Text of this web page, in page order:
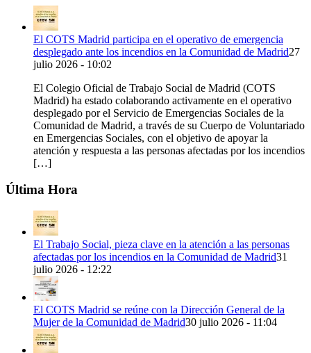
El COTS Madrid participa en el operativo de emergencia
desplegado ante los incendios en la Comunidad de Madrid27
julio 2026 - 10:02
El Colegio Oficial de Trabajo Social de Madrid (COTS
Madrid) ha estado colaborando activamente en el operativo
desplegado por el Servicio de Emergencias Sociales de la
Comunidad de Madrid, a través de su Cuerpo de Voluntariado
en Emergencias Sociales, con el objetivo de apoyar la
atención y respuesta a las personas afectadas por los incendios
[…]
Última Hora
El Trabajo Social, pieza clave en la atención a las personas
afectadas por los incendios en la Comunidad de Madrid31
julio 2026 - 12:22
El COTS Madrid se reúne con la Dirección General de la
Mujer de la Comunidad de Madrid30 julio 2026 - 11:04